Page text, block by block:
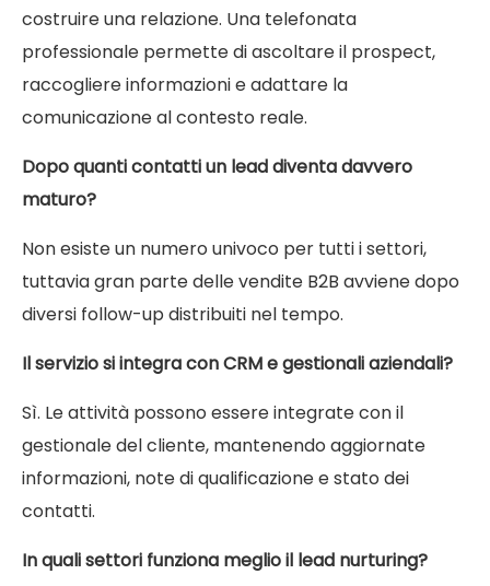
costruire una relazione. Una telefonata
professionale permette di ascoltare il prospect,
raccogliere informazioni e adattare la
comunicazione al contesto reale.
Dopo quanti contatti un lead diventa davvero
maturo?
Non esiste un numero univoco per tutti i settori,
tuttavia gran parte delle vendite B2B avviene dopo
diversi follow-up distribuiti nel tempo.
Il servizio si integra con CRM e gestionali aziendali?
Sì. Le attività possono essere integrate con il
gestionale del cliente, mantenendo aggiornate
informazioni, note di qualificazione e stato dei
contatti.
In quali settori funziona meglio il lead nurturing?